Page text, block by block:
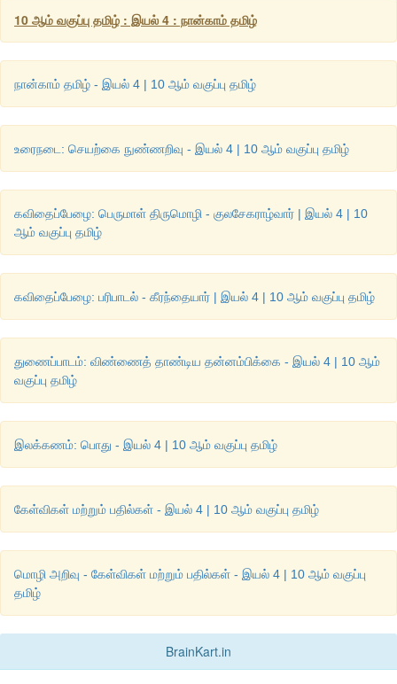
ஒப்படைவு உருவாக்குக.
10 ஆம் வகுப்பு தமிழ் : இயல் 4 : நான்காம் தமிழ்
நான்காம் தமிழ் - இயல் 4 | 10 ஆம் வகுப்பு தமிழ்
உரைநடை: செயற்கை நுண்ணறிவு - இயல் 4 | 10 ஆம் வகுப்பு தமிழ்
கவிதைப்பேழை: பெருமாள் திருமொழி - குலசேகராழ்வார் | இயல் 4 | 10
ஆம் வகுப்பு தமிழ்
கவிதைப்பேழை: பரிபாடல் - கீரந்தையார் | இயல் 4 | 10 ஆம் வகுப்பு தமிழ்
துணைப்பாடம்: விண்ணைத் தாண்டிய தன்னம்பிக்கை - இயல் 4 | 10 ஆம்
வகுப்பு தமிழ்
இலக்கணம்: பொது - இயல் 4 | 10 ஆம் வகுப்பு தமிழ்
கேள்விகள் மற்றும் பதில்கள் - இயல் 4 | 10 ஆம் வகுப்பு தமிழ்
மொழி அறிவு - கேள்விகள் மற்றும் பதில்கள் - இயல் 4 | 10 ஆம் வகுப்பு
தமிழ்
BrainKart.in